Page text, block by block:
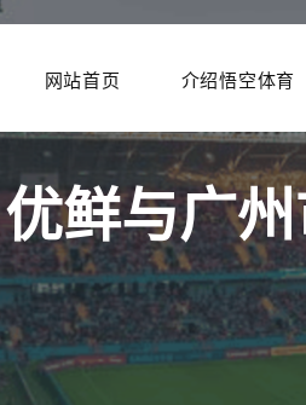
网站首页 介绍悟空体育
鲜与广